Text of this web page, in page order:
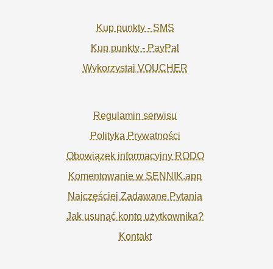
Kup punkty - SMS
Kup punkty - PayPal
Wykorzystaj VOUCHER
Regulamin serwisu
Polityka Prywatności
Obowiązek informacyjny RODO
Komentowanie w SENNIK.app
Najczęściej Zadawane Pytania
Jak usunąć konto użytkownika?
Kontakt